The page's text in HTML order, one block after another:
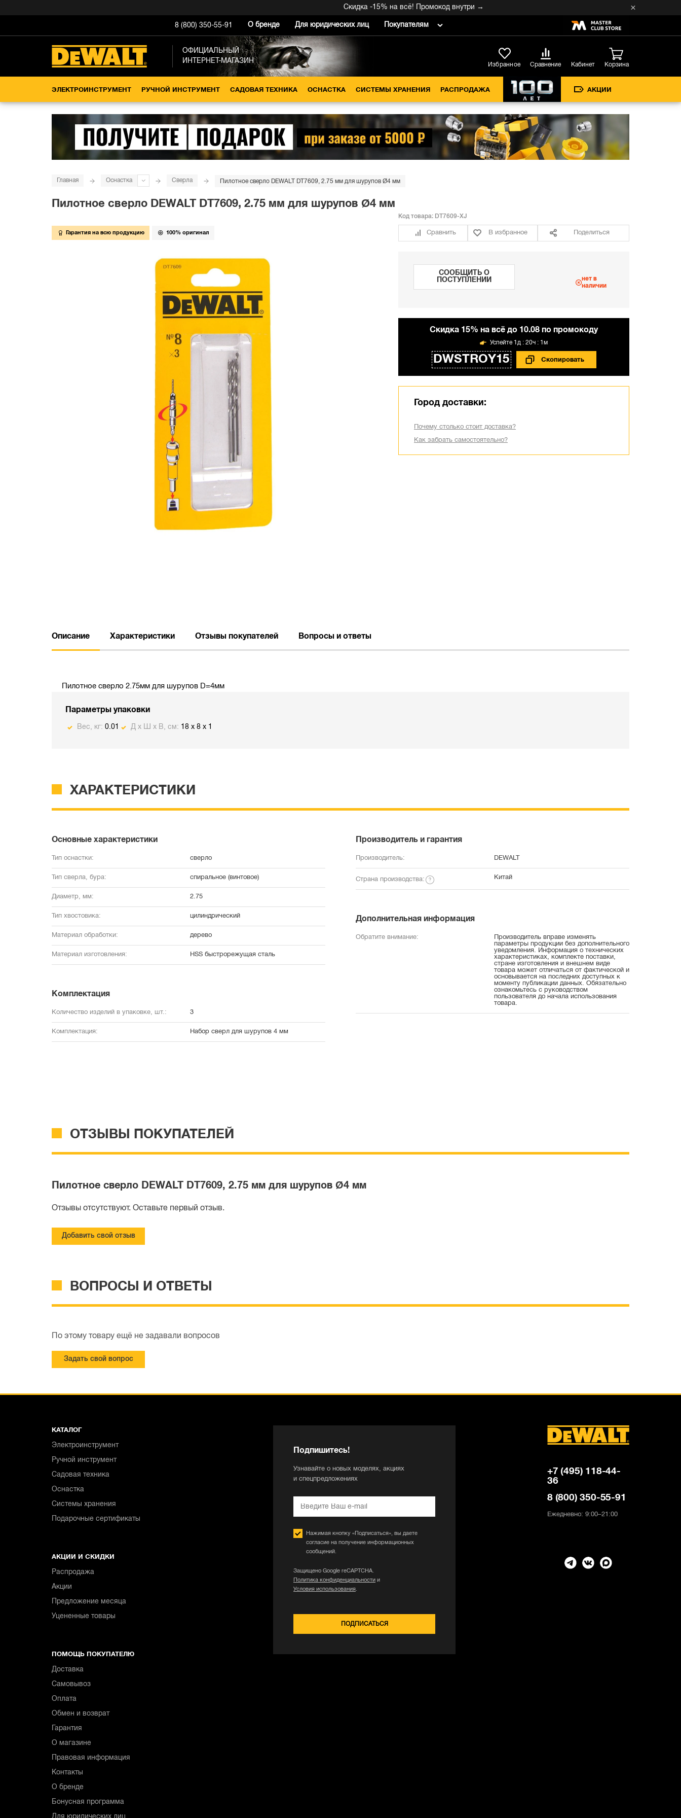
Скидка -15% на всё! Промокод внутри →
8 (800) 350-55-91 О бренде Для юридических лиц Покупателям
ОФИЦИАЛЬНЫЙ
ИНТЕРНЕТ-МАГАЗИН
Избранное Сравнение Кабинет Корзина
ЭЛЕКТРОИНСТРУМЕНТ РУЧНОЙ ИНСТРУМЕНТ САДОВАЯ ТЕХНИКА ОСНАСТКА СИСТЕМЫ ХРАНЕНИЯ РАСПРОДАЖА АКЦИИ
Главная Оснастка Сверла Пилотное сверло DEWALT DT7609, 2.75 мм для шурупов Ø4 мм
Пилотное сверло DEWALT DT7609, 2.75 мм для шурупов Ø4 мм
Гарантия на всю продукцию 100% оригинал
Код товара: DT7609-XJ
Сравнить В избранное Поделиться
СООБЩИТЬ О
ПОСТУПЛЕНИИ
нет в
наличии
Cкидка 15% на всё до 10.08 по промокоду
DWSTROY15
1д : 20ч : 1м
Город доставки:
Почему столько стоит доставка?
Как забрать самостоятельно?
Описание Характеристики Отзывы покупателей Вопросы и ответы
Пилотное сверло 2.75мм для шурупов D=4мм
Параметры упаковки
Вес, кг: 0.01 Д х Ш х В, см: 18 x 8 x 1
ХАРАКТЕРИСТИКИ
Основные характеристики
Тип оснастки: сверло
Тип сверла, бура: спиральное (винтовое)
Диаметр, мм: 2.75
Тип хвостовика: цилиндрический
Материал обработки: дерево
Материал изготовления: HSS быстрорежущая сталь
Комплектация
Количество изделий в упаковке, шт.: 3
Комплектация: Набор сверл для шурупов 4 мм
Производитель и гарантия
Производитель: DEWALT
Страна производства: Китай
Дополнительная информация
Обратите внимание:
Производитель вправе изменять
параметры продукции без дополнительного
уведомления. Информация о технических
характеристиках, комплекте поставки,
стране изготовления и внешнем виде
товара может отличаться от фактической и
основывается на последних доступных к
моменту публикации данных. Обязательно
ознакомьтесь с руководством
пользователя до начала использования
товара.
ОТЗЫВЫ ПОКУПАТЕЛЕЙ
Пилотное сверло DEWALT DT7609, 2.75 мм для шурупов Ø4 мм
Отзывы отсутствуют. Оставьте первый отзыв.
Добавить свой отзыв
ВОПРОСЫ И ОТВЕТЫ
По этому товару ещё не задавали вопросов
Задать свой вопрос
КАТАЛОГ
Электроинструмент
Ручной инструмент
Садовая техника
Оснастка
Системы хранения
Подарочные сертификаты
АКЦИИ И СКИДКИ
Распродажа
Акции
Предложение месяца
Уцененные товары
ПОМОЩЬ ПОКУПАТЕЛЮ
Доставка
Самовывоз
Оплата
Обмен и возврат
Гарантия
О магазине
Правовая информация
Контакты
О бренде
Бонусная программа
Подпишитесь!
Узнавайте о новых моделях, акциях
и спецпредложениях
ПОДПИСАТЬСЯ
Нажимая кнопку «Подписаться», вы даете
согласие на получение информационных
сообщений.
Защищено Google reCAPTCHA.
Политика конфиденциальности и
Условия использования.
+7 (495) 118-44-
36
8 (800) 350-55-91
Ежедневно: 9:00–21:00